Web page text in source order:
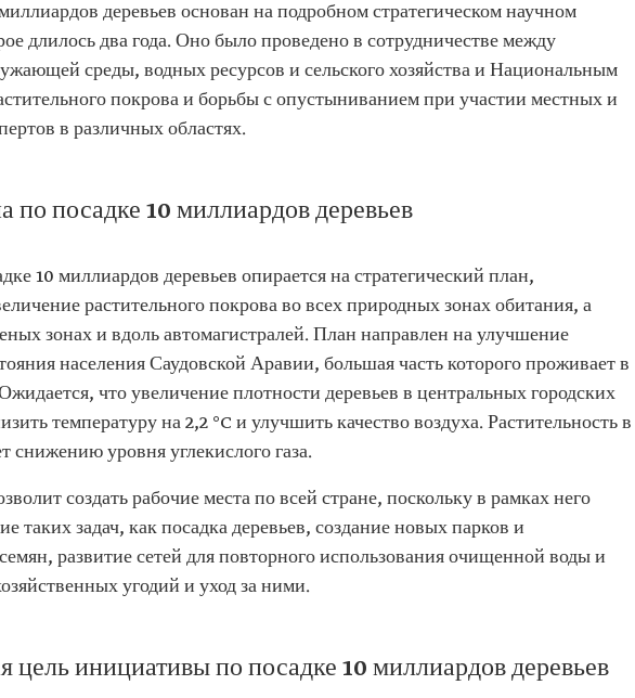
деревьев основан на подробном стратегическом научном
длилось два года. Оно было проведено в сотрудничестве между
среды, водных ресурсов и сельского хозяйства и Национальным
покрова и борьбы с опустыниванием при участии местных и
в различных областях.
по посадке 10 миллиардов деревьев
10 миллиардов деревьев опирается на стратегический план,
растительного покрова во всех природных зонах обитания, а
зонах и вдоль автомагистралей. План направлен на улучшение
населения Саудовской Аравии, большая часть которого проживает в
что увеличение плотности деревьев в центральных городских
температуру на 2,2 °C и улучшить качество воздуха. Растительность в
снижению уровня углекислого газа.
создать рабочие места по всей стране, поскольку в рамках него
таких задач, как посадка деревьев, создание новых парков и
развитие сетей для повторного использования очищенной воды и
угодий и уход за ними.
цель инициативы по посадке 10 миллиардов деревьев